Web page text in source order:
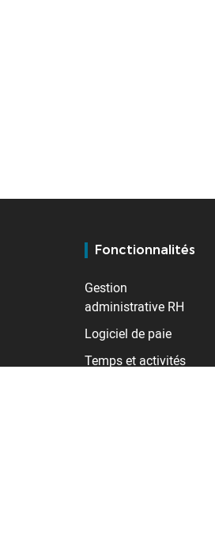
Fonctionnalités
Gestion
administrative RH
Logiciel de paie
Temps et activités